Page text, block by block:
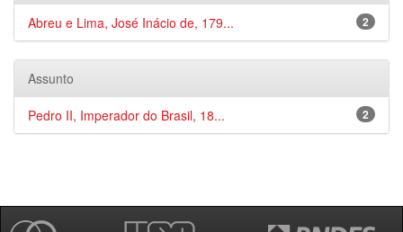
2
Abreu e Lima, José Inácio de, 179...
Assunto
2
Pedro II, Imperador do Brasil, 18...